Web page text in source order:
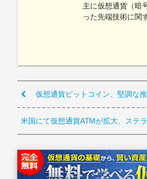
主に仮想通貨（暗
った先端技術に関
仮想通貨ビットコイン、堅調な
米国にて仮想通貨ATMが拡大、ステ